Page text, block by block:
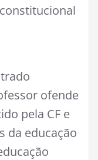
ofende
pela CF e
da educação